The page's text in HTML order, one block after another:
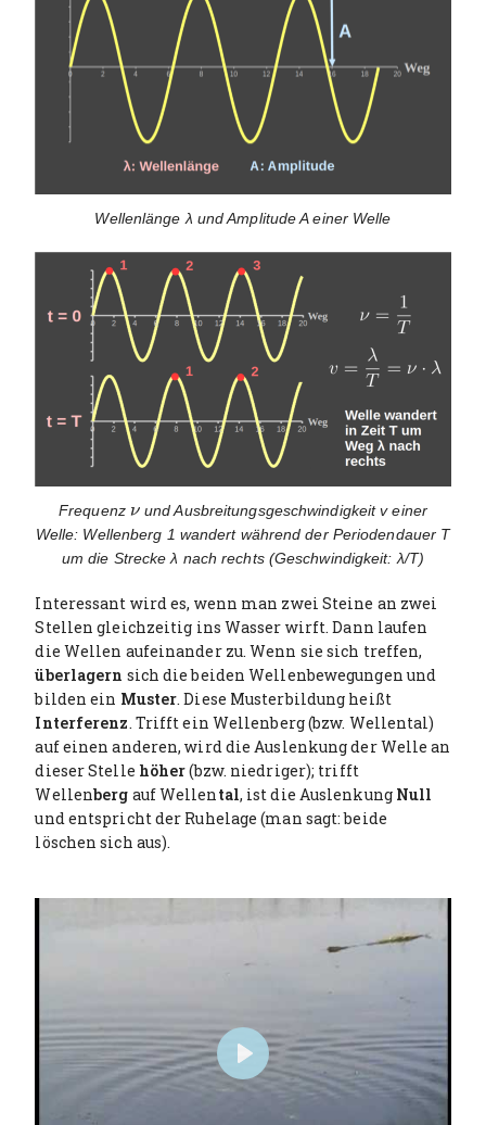
Wellenlänge λ und Amplitude A einer Welle
Frequenz ν
νund Ausbreitungsgeschwindigkeit v einer
Welle: Wellenberg 1 wandert während der Periodendauer T
um die Strecke λ nach rechts (Geschwindigkeit: λ/T)
Interessant wird es, wenn man zwei Steine an zwei
Stellen gleichzeitig ins Wasser wirft. Dann laufen
die Wellen aufeinander zu. Wenn sie sich treffen,
überlagern sich die beiden Wellenbewegungen und
bilden ein Muster. Diese Musterbildung heißt
Interferenz. Trifft ein Wellenberg (bzw. Wellental)
auf einen anderen, wird die Auslenkung der Welle an
dieser Stelle höher(bzw. niedriger); trifft
Wellenberg auf Wellental, ist die Auslenkung Null
und entspricht der Ruhelage (man sagt: beide
löschen sich aus).
P